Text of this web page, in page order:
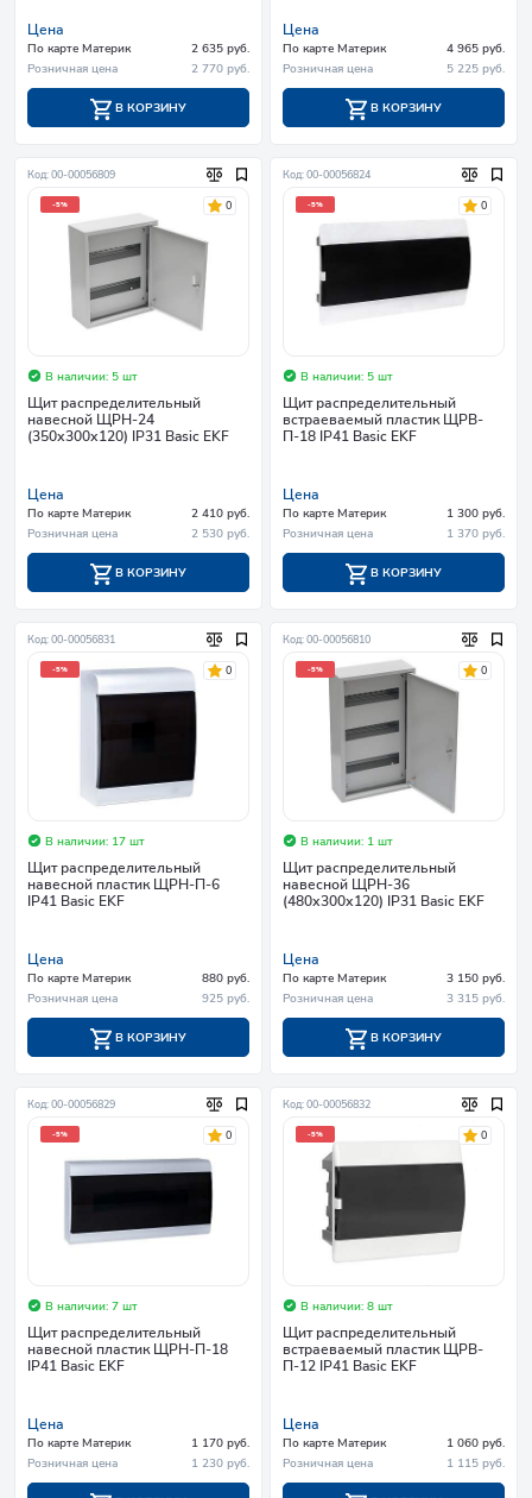
Цена
По карте Материк
2 635 руб.
Розничная цена
2 770 руб.
В КОРЗИНУ
Цена
По карте Материк
4 965 руб.
Розничная цена
5 225 руб.
В КОРЗИНУ
Код: 00-00056809
-5% 0
В наличии: 5 шт
Щит распределительный
навесной ЩРН-24
(350х300х120) IP31 Basic EKF
Цена
По карте Материк
2 410 руб.
Розничная цена
2 530 руб.
В КОРЗИНУ
Код: 00-00056824
-5% 0
В наличии: 5 шт
Щит распределительный
встраеваемый пластик ЩРВ-
П-18 IP41 Basic EKF
Цена
По карте Материк
1 300 руб.
Розничная цена
1 370 руб.
В КОРЗИНУ
Код: 00-00056831
-5% 0
В наличии: 17 шт
Щит распределительный
навесной пластик ЩРН-П-6
IP41 Basic EKF
Цена
По карте Материк
880 руб.
Розничная цена
925 руб.
В КОРЗИНУ
Код: 00-00056810
-5% 0
В наличии: 1 шт
Щит распределительный
навесной ЩРН-36
(480х300х120) IP31 Basic EKF
Цена
По карте Материк
3 150 руб.
Розничная цена
3 315 руб.
В КОРЗИНУ
Код: 00-00056829
-5% 0
В наличии: 7 шт
Щит распределительный
навесной пластик ЩРН-П-18
IP41 Basic EKF
Цена
По карте Материк
1 170 руб.
Розничная цена
1 230 руб.
Код: 00-00056832
-5% 0
В наличии: 8 шт
Щит распределительный
встраеваемый пластик ЩРВ-
П-12 IP41 Basic EKF
Цена
По карте Материк
1 060 руб.
Розничная цена
1 115 руб.